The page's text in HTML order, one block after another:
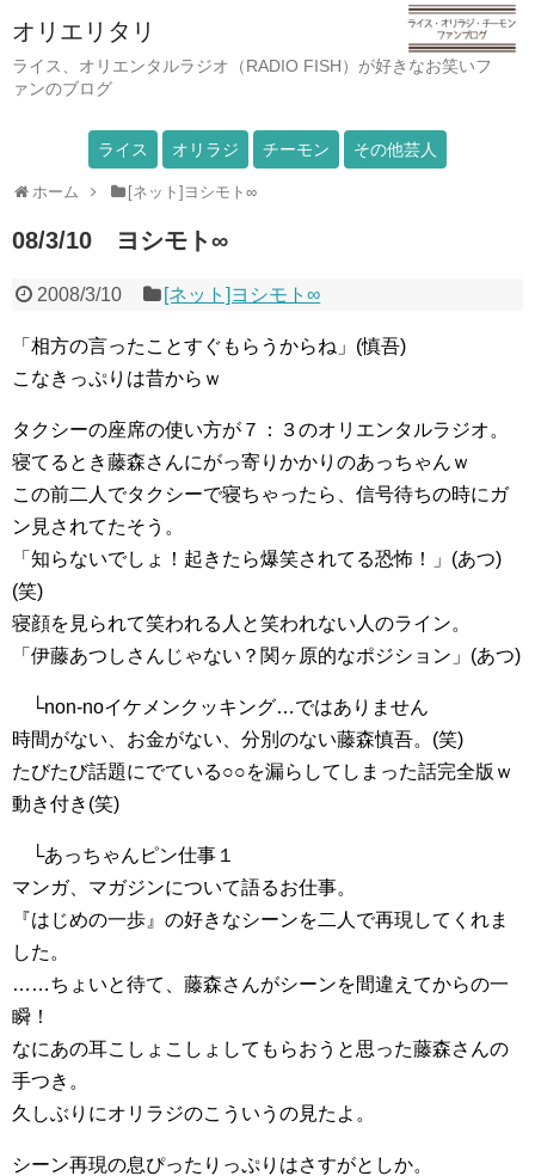
オリエリタリ
ライス、オリエンタルラジオ（RADIO FISH）が好きなお笑いフ
ァンのブログ
ライス オリラジ チーモン その他芸人
ホーム [ネット]ヨシモト∞
08/3/10 ヨシモト∞
2008/3/10 [ネット]ヨシモト∞
「相方の言ったことすぐもらうからね」(慎吾)
こなきっぷりは昔からｗ
タクシーの座席の使い方が７：３のオリエンタルラジオ。
寝てるとき藤森さんにがっ寄りかかりのあっちゃんｗ
この前二人でタクシーで寝ちゃったら、信号待ちの時にガ
ン見されてたそう。
「知らないでしょ！起きたら爆笑されてる恐怖！」(あつ)
(笑)
寝顔を見られて笑われる人と笑われない人のライン。
「伊藤あつしさんじゃない？関ヶ原的なポジション」(あつ)
└non-noイケメンクッキング…ではありません
時間がない、お金がない、分別のない藤森慎吾。(笑)
たびたび話題にでている○○を漏らしてしまった話完全版ｗ
動き付き(笑)
└あっちゃんピン仕事１
マンガ、マガジンについて語るお仕事。
『はじめの一歩』の好きなシーンを二人で再現してくれま
した。
……ちょいと待て、藤森さんがシーンを間違えてからの一
瞬！
なにあの耳こしょこしょしてもらおうと思った藤森さんの
手つき。
久しぶりにオリラジのこういうの見たよ。
シーン再現の息ぴったりっぷりはさすがとしか。